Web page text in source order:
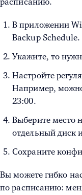
расписанию.
В приложении
Backup Schedule.
Укажите, то
Настройте
Например,
23:00.
Выберите место
отдельный диск
Сохраните
Вы можете гибко
по расписанию: